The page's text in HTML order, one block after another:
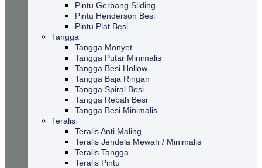
Pintu Gerbang Sliding
Pintu Henderson Besi
Pintu Plat Besi
Tangga
Tangga Monyet
Tangga Putar Minimalis
Tangga Besi Hollow
Tangga Baja Ringan
Tangga Spiral Besi
Tangga Rebah Besi
Tangga Besi Minimalis
Teralis
Teralis Anti Maling
Teralis Jendela Mewah / Minimalis
Teralis Tangga
Teralis Pintu